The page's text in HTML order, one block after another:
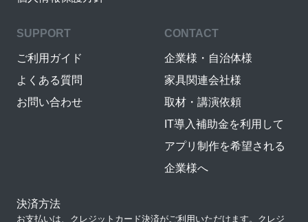
SUPPORT
ご利用ガイド
よくある質問
お問い合わせ
CONTACT
企業様・自治体様
家具関連会社様
取材・講演依頼
IT導入補助金を利用して
アプリ制作を希望される
企業様へ
決済方法
お支払いは、クレジットカード決済がご利用いただけます。クレジ